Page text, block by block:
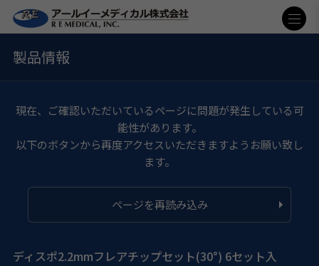
製品情報
現在、ご確認いただいているページに問題が発生している可
能性があります。
以下のボタンから再度アクセスいただきますようお願い致し
ます。
ページを再読み込み
ディスポ2.2mmフレアチップセット(30°) 6セット入